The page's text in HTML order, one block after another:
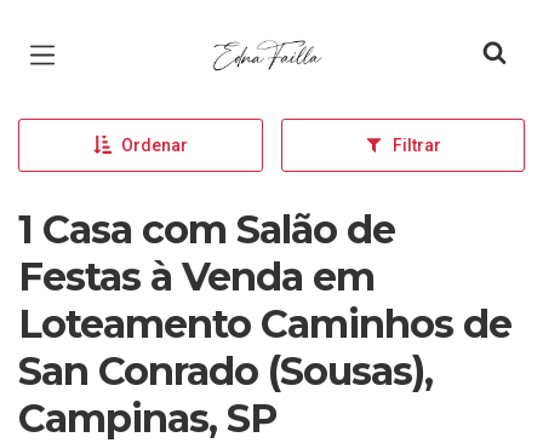
Página inicial
Ordenar Filtrar
1 Casa com Salão de
Festas à Venda em
Loteamento Caminhos de
San Conrado (Sousas),
Campinas, SP